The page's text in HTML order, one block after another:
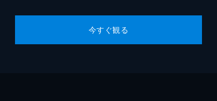
今すぐ観る